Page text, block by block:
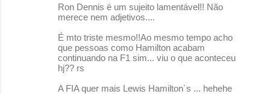
Ron Dennis é um sujeito lamentável!! Não
merece nem adjetivos....
É mto triste mesmo!!Ao mesmo tempo acho
que pessoas como Hamilton acabam
continuando na F1 sim... viu o que aconteceu
hj?? rs
A FIA quer mais Lewis Hamilton´s ... hehehe